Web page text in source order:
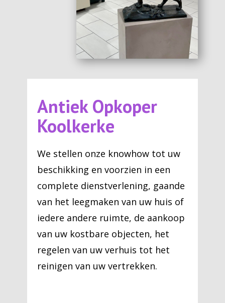
Antiek Opkoper
Koolkerke
We stellen onze knowhow tot uw
beschikking en voorzien in een
complete dienstverlening, gaande
van het leegmaken van uw huis of
iedere andere ruimte, de aankoop
van uw kostbare objecten, het
regelen van uw verhuis tot het
reinigen van uw vertrekken.